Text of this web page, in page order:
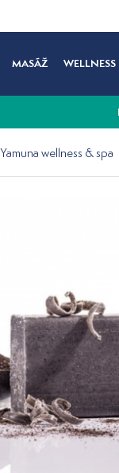
MASÁŽ WELLNESS
Yamuna wellness & spa